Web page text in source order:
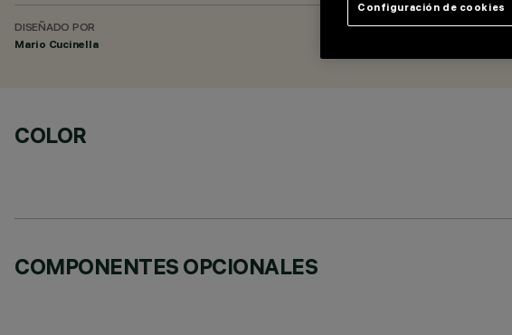
DISEÑADO POR
Mario Cucinella
COLOR
COMPONENTES OPCIONALES
Configuración de cookies